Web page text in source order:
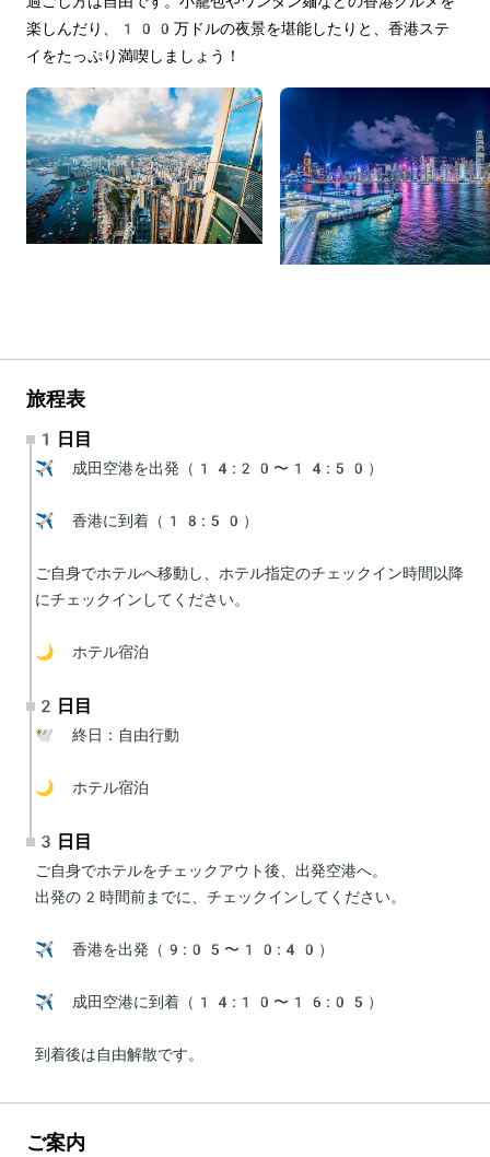
楽しんだり、100万ドルの夜景を堪能したりと、香港ステ
イをたっぷり満喫しましょう！
旅程表
1日目
✈️ 成田空港を出発（14:20〜14:50）
✈️ 香港に到着（18:50）
ご自身でホテルへ移動し、ホテル指定のチェックイン時間以降
にチェックインしてください。
🌙 ホテル宿泊
2日目
🕊 終日：自由行動
🌙 ホテル宿泊
3日目
ご自身でホテルをチェックアウト後、出発空港へ。
出発の2時間前までに、チェックインしてください。
✈️ 香港を出発（9:05〜10:40）
✈️ 成田空港に到着（14:10〜16:05）
到着後は自由解散です。
ご案内